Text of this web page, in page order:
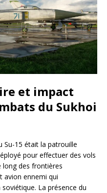
et impact
du Sukhoi
Su-15 était la patrouille
pour effectuer des vols
long des frontières
avion ennemi qui
soviétique. La présence du